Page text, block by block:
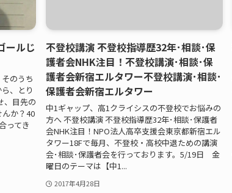
ールじ
のうち
、とり
、目先の
んか？40
ってき
不登校講演 不登校指導歴32年･相談･保
護者会NHK注目！不登校講演･相談･保
護者会新宿エルタワー不登校講演･相談･
保護者会新宿エルタワー
中1ギャップ、高1クライシスの不登校でお悩みの
方へ 不登校講演 不登校指導歴32年･相談･保護者
会NHK注目！NPO法人高卒支援会東京都新宿エル
タワー18Fで毎月、不登校・高校中退ための講演
会･相談･保護者会を行っております。5/19日 金
曜日のテーマは【中1...
2017年4月28日